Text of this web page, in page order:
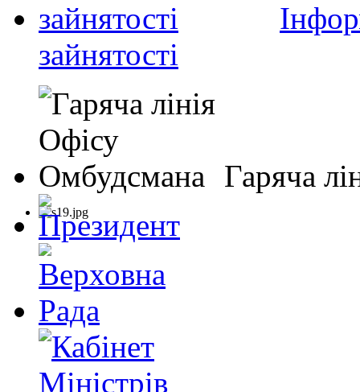
зайнятості
Гаряча